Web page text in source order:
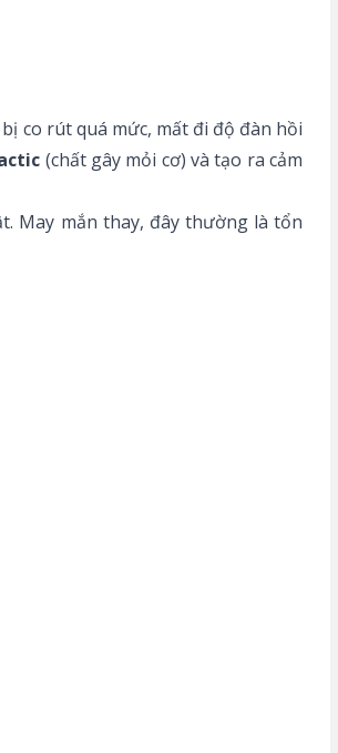
co rút quá mức, mất đi độ đàn hồi
(chất gây mỏi cơ) và tạo ra cảm
May mắn thay, đây thường là tổn